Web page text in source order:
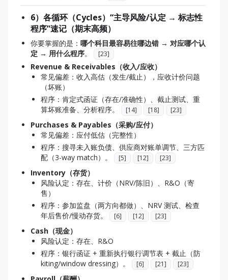
6）各循环（Cycles）“主导风险/认定 → 标志性
程序”速记（期末高频）
你要掌握的是： 哪个科目最容易往哪边错 → 对应哪个认
定 → 用什么程序。 [23]
Revenue & Receivables（收入/应收）
常见偏差：收入高估（发生/截止），应收计价问题
（坏账）
程序：肯定式函证（存在/准确性）、截止测试、重
算坏账准备、分析程序。
[14] [18] [23]
Purchases & Payables（采购/应付）
常见偏差：应付低估（完整性）
程序：搜寻未入账负债、供应商对账单调节、三方匹
配（3-way match）。
[5] [12] [23]
Inventory（存货）
风险认定：存在、计价（NRV/陈旧）、R&O（寄
售）
程序：参加监盘（两方向都做）、NRV 测试、检查
年后售价/慢动存货。
[6] [12] [23]
Cash（现金）
风险认定：存在、R&O
程序：银行函证 + 重新执行银行调节表 + 截止（防
kiting/window dressing）。
[6] [21] [23]